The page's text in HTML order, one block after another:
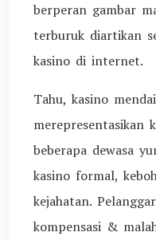
berperan gambar
terburuk diartikan
kasino di internet.
Tahu, kasino
merepresentasikan
beberapa dewasa
kasino formal,
kejahatan.
kompensasi &